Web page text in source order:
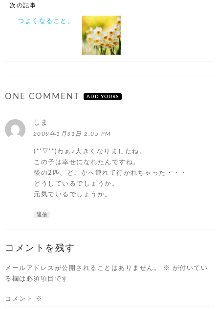
次の記事
つよくなること。
ONE COMMENT ADD YOURS
しま
り:
2009年1月31日 2:05 PM
(*’▽’*)わぁ♪大きくなりましたね。
この子は幸せになれたんですね。
後の2匹、どこかへ連れて行かれちゃった・・・
どうしているでしょうか。
元気でいるでしょうか。
返信
コメントを残す
メールアドレスが公開されることはありません。 ※
が付いてい
る欄は必須項目です
コメント ※